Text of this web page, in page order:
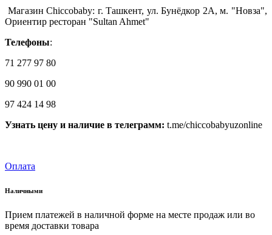
Магазин Chiccobaby: г. Ташкент, ул. Бунёдкор 2А, м. "Новза",
Ориентир ресторан "Sultan Ahmet"
Телефоны:
71 277 97 80
90 990 01 00
97 424 14 98
Узнать цену и наличие в телеграмм: t.me/chiccobabyuzonline
Оплата
Наличными
Прием платежей в наличной форме на месте продаж или во
время доставки товара